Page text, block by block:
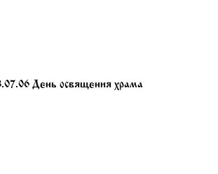
День освящения храма